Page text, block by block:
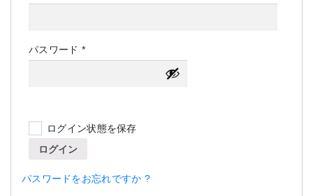
パスワード *必
須
ログイン状態を保存
ログイン
パスワードをお忘れですか ?